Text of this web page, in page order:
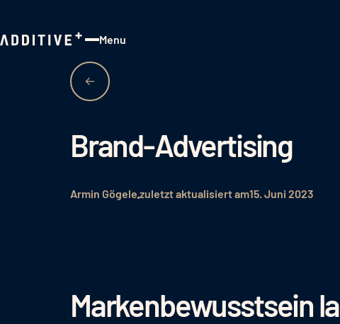
Menu
Brand-Advertising
Armin Gögele zuletzt aktualisiert am15. Juni 2023
Markenbewusstsein